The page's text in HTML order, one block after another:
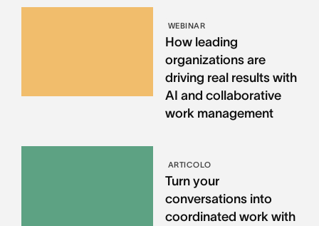
WEBINAR
How leading
organizations are
driving real results with
AI and collaborative
work management
ARTICOLO
Turn your
conversations into
coordinated work with